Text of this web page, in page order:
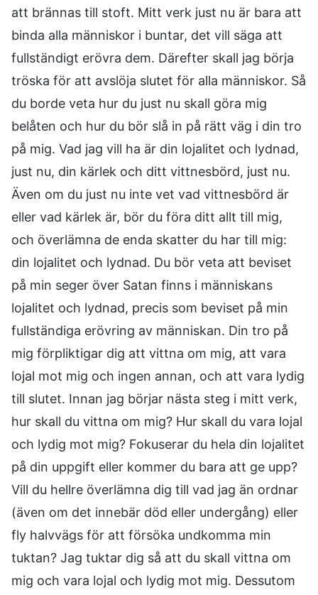
att brännas till stoft. Mitt verk just nu är bara att
binda alla människor i buntar, det vill säga att
fullständigt erövra dem. Därefter skall jag börja
tröska för att avslöja slutet för alla människor. Så
du borde veta hur du just nu skall göra mig
belåten och hur du bör slå in på rätt väg i din tro
på mig. Vad jag vill ha är din lojalitet och lydnad,
just nu, din kärlek och ditt vittnesbörd, just nu.
Även om du just nu inte vet vad vittnesbörd är
eller vad kärlek är, bör du föra ditt allt till mig,
och överlämna de enda skatter du har till mig:
din lojalitet och lydnad. Du bör veta att beviset
på min seger över Satan finns i människans
lojalitet och lydnad, precis som beviset på min
fullständiga erövring av människan. Din tro på
mig förpliktigar dig att vittna om mig, att vara
lojal mot mig och ingen annan, och att vara lydig
till slutet. Innan jag börjar nästa steg i mitt verk,
hur skall du vittna om mig? Hur skall du vara lojal
och lydig mot mig? Fokuserar du hela din lojalitet
på din uppgift eller kommer du bara att ge upp?
Vill du hellre överlämna dig till vad jag än ordnar
(även om det innebär död eller undergång) eller
fly halvvägs för att försöka undkomma min
tuktan? Jag tuktar dig så att du skall vittna om
mig och vara lojal och lydig mot mig. Dessutom